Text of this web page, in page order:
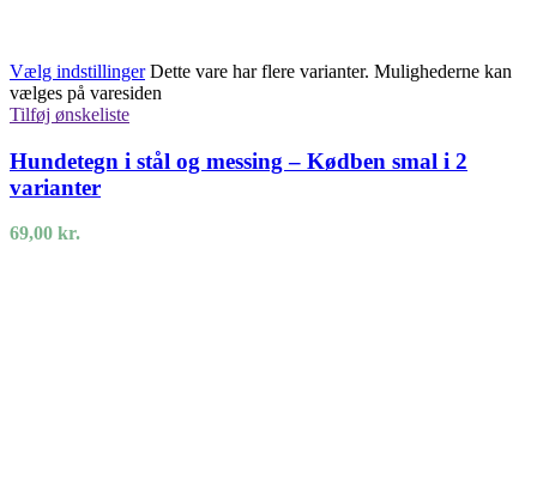
Vælg indstillinger Dette vare har flere varianter. Mulighederne kan
vælges på varesiden
Tilføj ønskeliste
Hundetegn i stål og messing – Kødben smal i 2
varianter
69,00 kr.